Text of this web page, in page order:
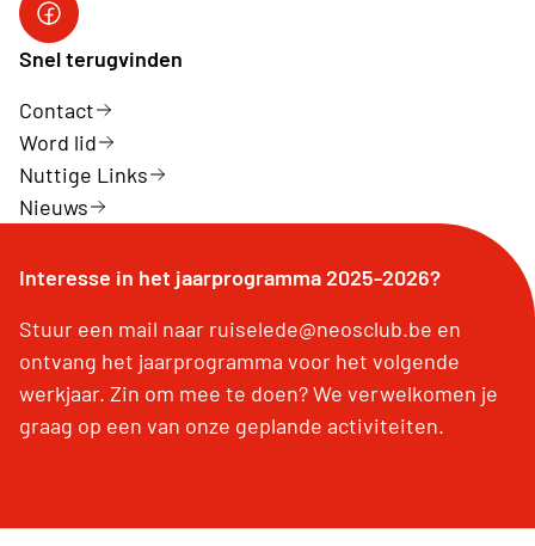
Snel terugvinden
Contact
Word lid
Nuttige Links
Nieuws
Interesse in het jaarprogramma 2025-2026?
Stuur een mail naar ruiselede@neosclub.be en
ontvang het jaarprogramma voor het volgende
werkjaar. Zin om mee te doen? We verwelkomen je
graag op een van onze geplande activiteiten.